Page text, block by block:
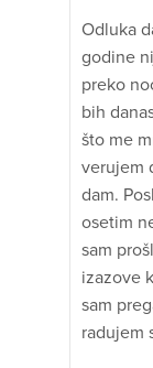
Odluka
godine
preko
bih
što me
verujem
dam.
osetim
sam
izazove
sam
radujem